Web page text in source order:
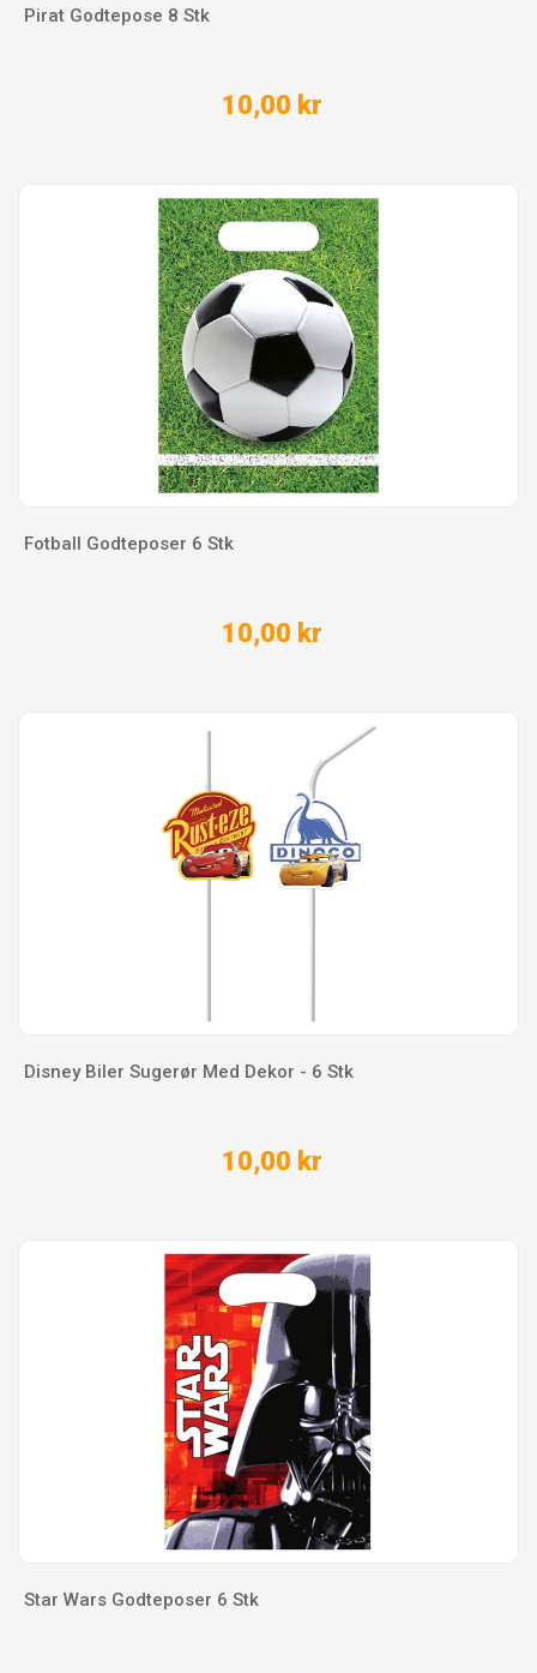
Pirat Godtepose 8 Stk
10,00 kr
Fotball Godteposer 6 Stk
10,00 kr
Disney Biler Sugerør Med Dekor - 6 Stk
10,00 kr
Star Wars Godteposer 6 Stk